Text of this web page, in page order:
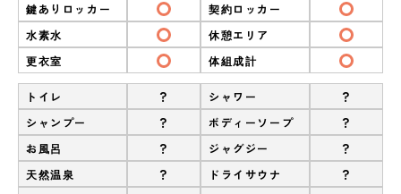
鍵ありロッカー
契約ロッカー
水素水
休憩エリア
更衣室
体組成計
トイレ ? シャワー ?
シャンプー ? ボディーソープ ?
お風呂 ? ジャグジー ?
天然温泉 ? ドライサウナ ?